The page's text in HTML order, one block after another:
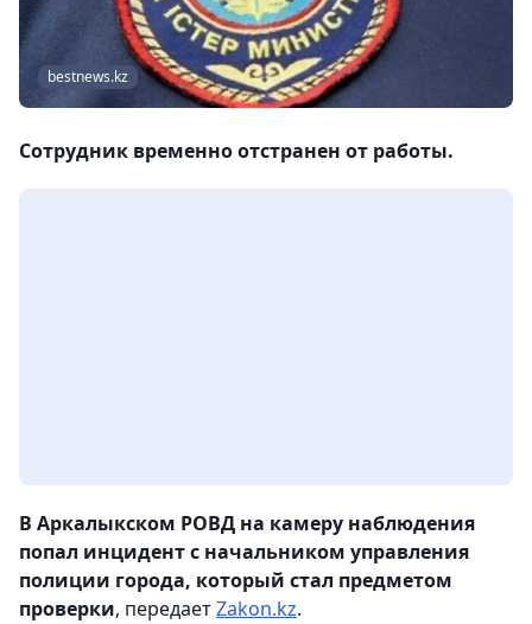
bestnews.kz
Сотрудник временно отстранен от работы.
В Аркалыкском РОВД на камеру наблюдения
попал инцидент с начальником управления
полиции города, который стал предметом
проверки, передаетZakon.kz.